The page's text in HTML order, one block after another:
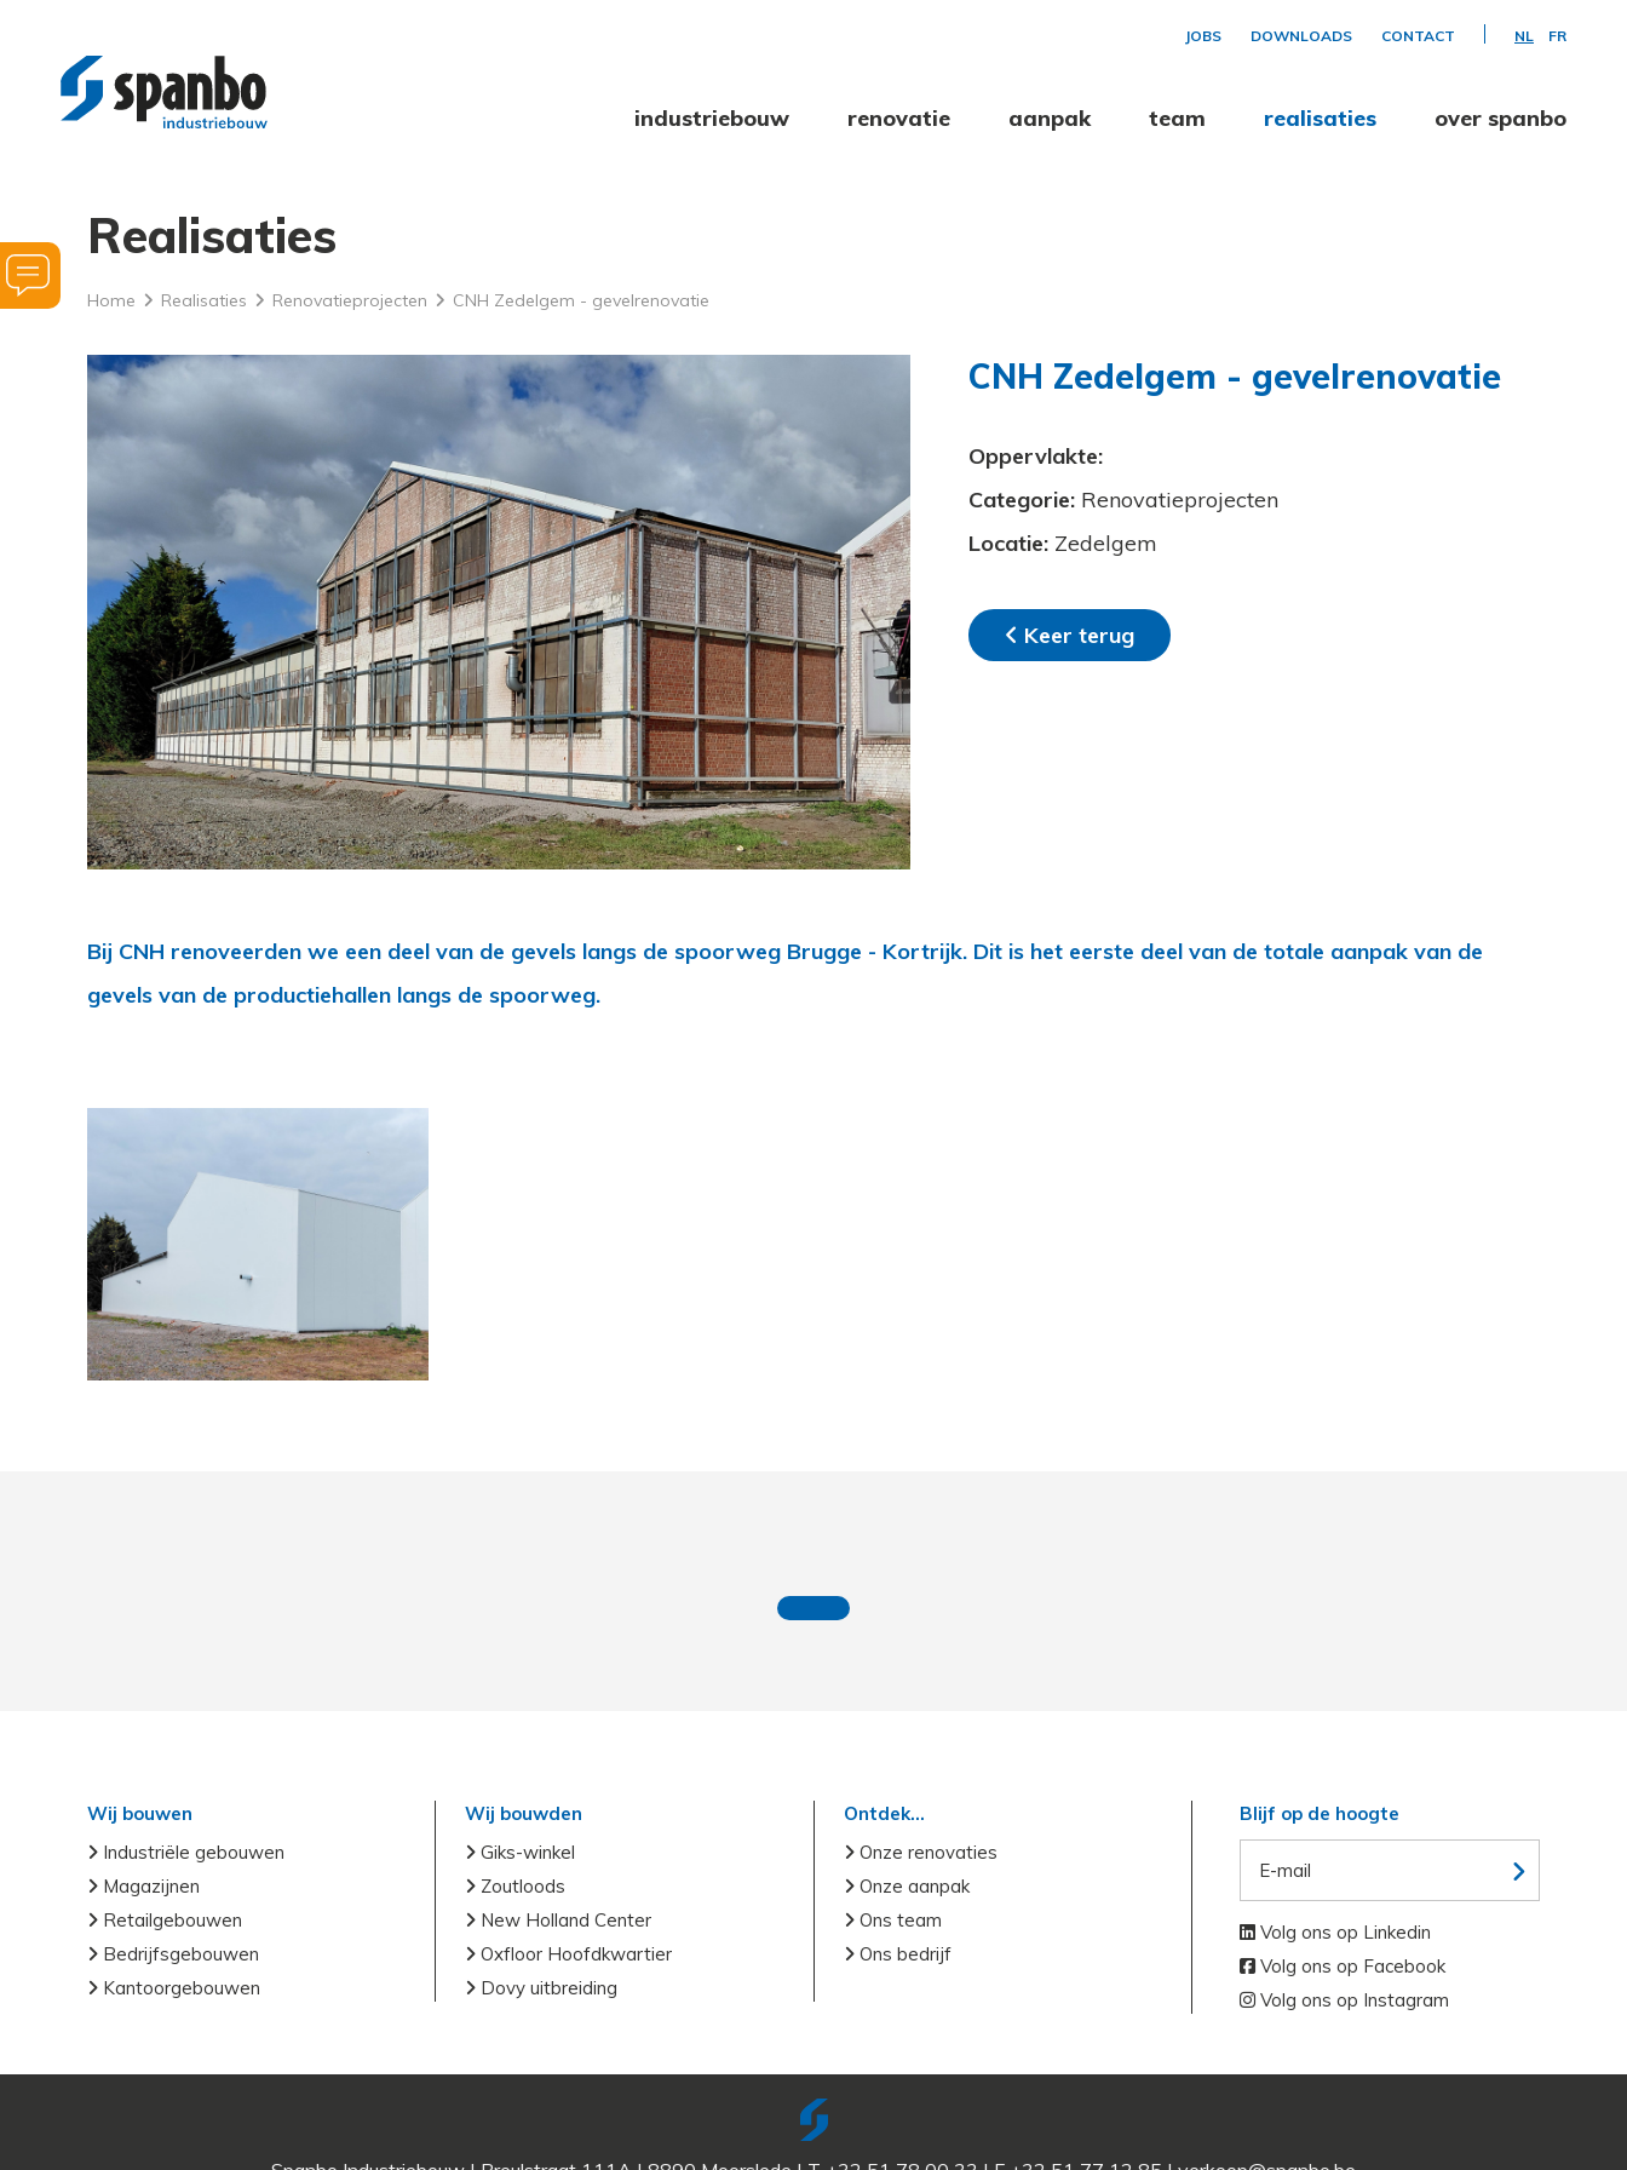
JOBS DOWNLOADS CONTACT NL FR
industriebouw renovatie aanpak team realisaties over spanbo
Vraag
bij
uw
bouwplannen
Realisaties
Home Realisaties Renovatieprojecten CNH Zedelgem - gevelrenovatie
CNH Zedelgem - gevelrenovatie
Oppervlakte:
Categorie: Renovatieprojecten
Locatie: Zedelgem
Keer terug
Bij CNH renoveerden we een deel van de gevels langs de spoorweg Brugge - Kortrijk. Dit is het eerste deel van de totale aanpak van de
gevels van de productiehallen langs de spoorweg.
Wij bouwen
Industriële gebouwen
Magazijnen
Retailgebouwen
Bedrijfsgebouwen
Kantoorgebouwen
Wij bouwden
Giks-winkel
Zoutloods
New Holland Center
Oxfloor Hoofdkwartier
Dovy uitbreiding
Ontdek...
Onze renovaties
Onze aanpak
Ons team
Ons bedrijf
Blijf op de hoogte
Volg ons op Linkedin
Volg ons op Facebook
Volg ons op Instagram